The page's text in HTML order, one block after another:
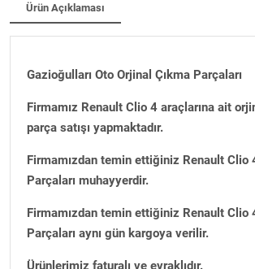
Ürün Açıklaması
Gazioğulları Oto Orjinal Çıkma Parçaları
Firmamız Renault Clio 4 araçlarına ait
parça satışı yapmaktadır.
Firmamızdan temin ettiğiniz Renault Clio
Parçaları muhayyerdir.
Firmamızdan temin ettiğiniz Renault Clio
Parçaları aynı gün kargoya verilir.
Ürünlerimiz faturalı ve evraklıdır.